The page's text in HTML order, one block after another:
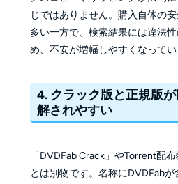
じではありません。購入自体の
多い一方で、検索結果には違法
め、不安が増幅しやすくなってい
4. クラック版と正規版
解されやすい
「DVDFab Crack」やTorrent配
とは別物です。名称にDVDFab